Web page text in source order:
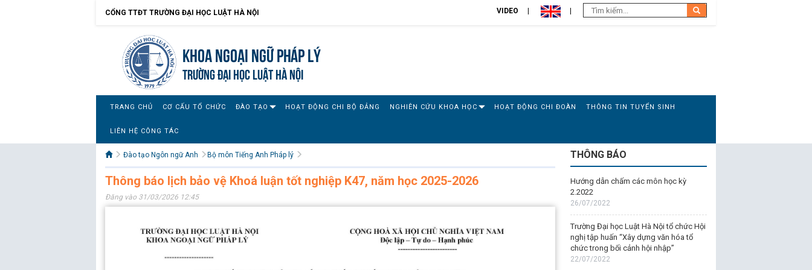
CỔNG TTĐT TRƯỜNG ĐẠI HỌC LUẬT HÀ NỘI VIDEO
Khoa Ngoại ngữ pháp lý
TRƯỜNG ĐẠI HỌC LUẬT HÀ NỘI
TRANG CHỦ CƠ CẤU TỔ CHỨC ĐÀO TẠO HOẠT ĐỘNG CHI BỘ ĐẢNG NGHIÊN CỨU KHOA HỌC HOẠT ĐỘNG CHI ĐOÀN THÔNG TIN TUYỂN SINH
LIÊN HỆ CÔNG TÁC
Đào tạo Ngôn ngữ Anh Bộ môn Tiếng Anh Pháp lý
Thông báo lịch bảo vệ Khoá luận tốt nghiệp K47, năm học 2025-2026
Đăng vào 31/03/2026 12:45
THÔNG BÁO
Hướng dẫn chấm các môn học kỳ
2.2022
26/07/2022
Trường Đại học Luật Hà Nội tổ chức Hội
nghị tập huấn “Xây dựng văn hóa tổ
chức trong bối cảnh hội nhập”
22/07/2022